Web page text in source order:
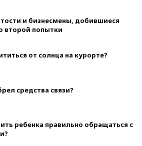
и бизнесмены, добившиеся
второй попытки
от солнца на курорте?
средства связи?
ребенка правильно обращаться с